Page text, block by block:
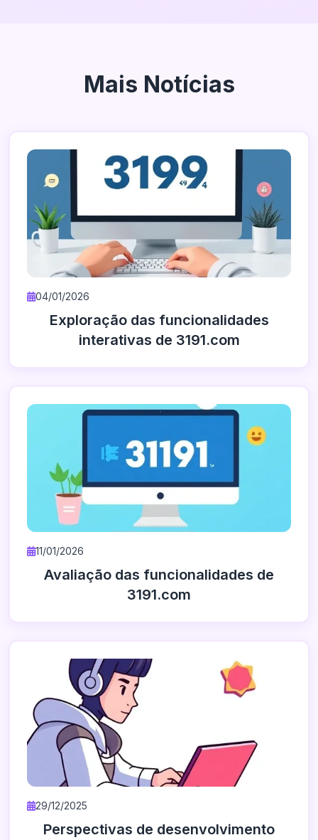
Mais Notícias
04/01/2026
Exploração das funcionalidades
interativas de 3191.com
11/01/2026
Avaliação das funcionalidades de
3191.com
29/12/2025
Perspectivas de desenvolvimento